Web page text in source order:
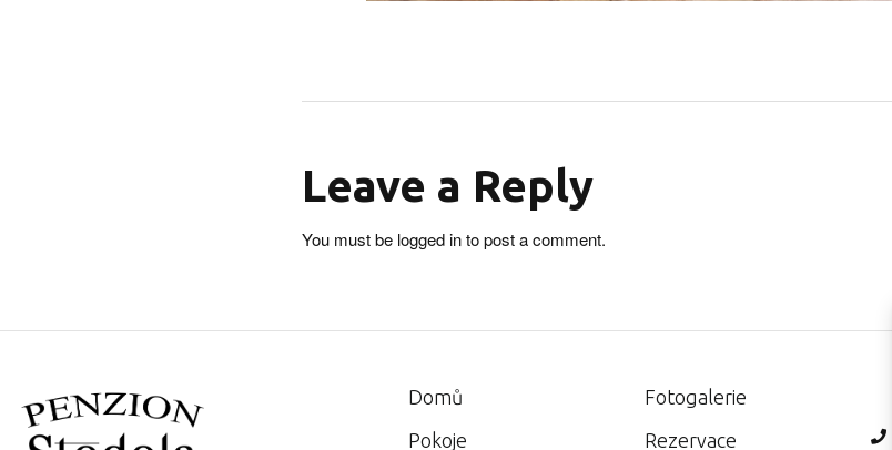
Leave a Reply
You must be logged into post a comment.
Domů
Pokoje
Fotogalerie
Rezervace